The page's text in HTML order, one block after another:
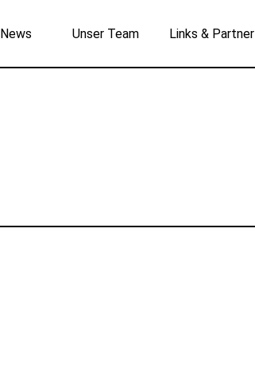
News Unser Team Links & Partner